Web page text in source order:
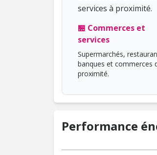
services à proximité.
🏪 Commerces et
services
Supermarchés,
banques et commerces
proximité.
Performance